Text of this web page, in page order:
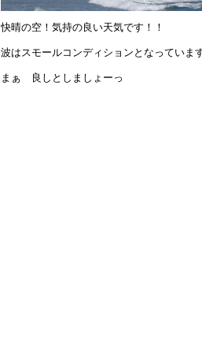
快晴の空！気持の良い天気です！！
波はスモールコンディションとなっていま
まぁ 良しとしましょーっ